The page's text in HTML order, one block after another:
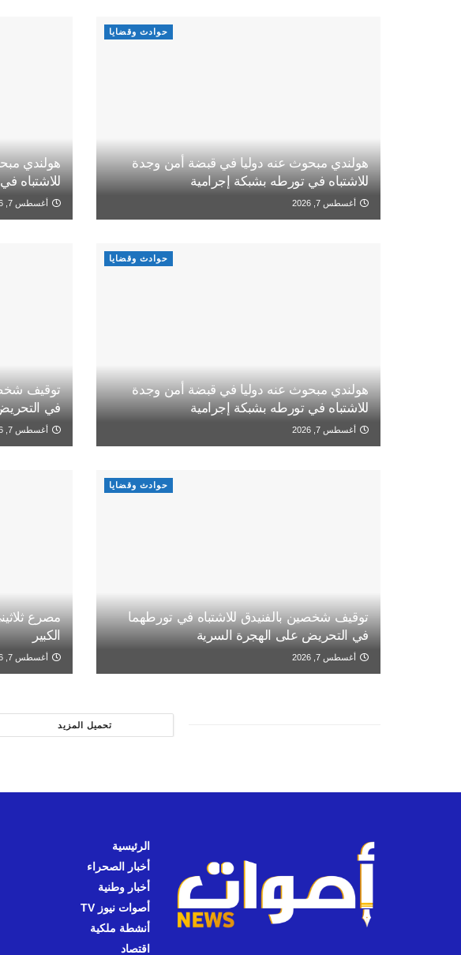
حوادث وقضايا
هولندي مبحوث عنه دوليا في قبضة أمن وجدة
للاشتباه في تورطه بشبكة إجرامية
أغسطس 7, 2026
هولندي
للاشتباه
أغسطس 7, 2026
حوادث وقضايا
هولندي مبحوث عنه دوليا في قبضة أمن وجدة
للاشتباه في تورطه بشبكة إجرامية
أغسطس 7, 2026
توقيف
في
أغسطس 7, 2026
حوادث وقضايا
توقيف شخصين بالفنيدق للاشتباه في تورطهما
في التحريض على الهجرة السرية
أغسطس 7, 2026
مصرع
الكبير
أغسطس 7, 2026
تحميل المزيد
الرئيسية
أخبار الصحراء
أخبار وطنية
أصوات نيوز TV
أنشطة ملكية
اقتصاد